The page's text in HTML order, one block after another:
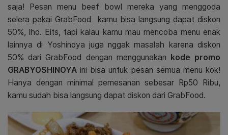
saja! Pesan menu beef bowl mereka yang menggoda
selera pakai GrabFood kamu bisa langsung dapat diskon
50%, lho. Eits, tapi kalau kamu mau mencoba menu enak
lainnya di Yoshinoya juga nggak masalah karena diskon
50% dari GrabFood dengan menggunakan
kode promo
GRABYOSHINOYA ini bisa untuk pesan semua menu kok!
Hanya dengan minimal pemesanan sebesar Rp50 Ribu,
kamu sudah bisa langsung dapat diskon dari GrabFood.